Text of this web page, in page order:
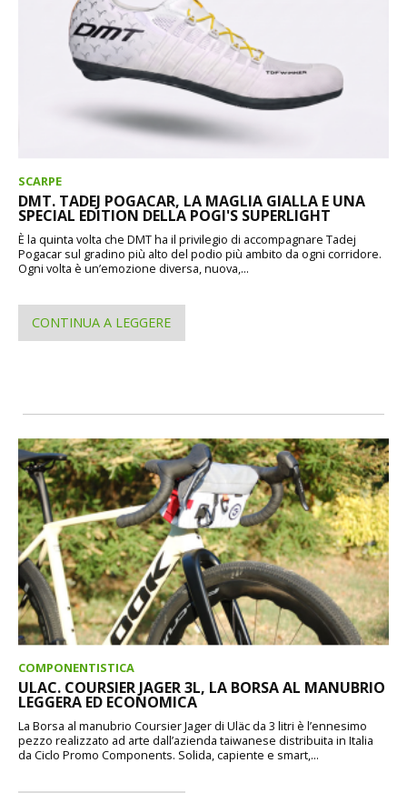
SCARPE
DMT. TADEJ POGACAR, LA MAGLIA GIALLA E UNA
SPECIAL EDITION DELLA POGI'S SUPERLIGHT
È la quinta volta che DMT ha il privilegio di accompagnare Tadej
Pogacar sul gradino più alto del podio più ambito da ogni corridore.
Ogni volta è un’emozione diversa, nuova,...
CONTINUA A LEGGERE
COMPONENTISTICA
ULAC. COURSIER JAGER 3L, LA BORSA AL MANUBRIO
LEGGERA ED ECONOMICA
La Borsa al manubrio Coursier Jager di Uläc da 3 litri è l’ennesimo
pezzo realizzato ad arte dall’azienda taiwanese distribuita in Italia
da Ciclo Promo Components. Solida, capiente e smart,...